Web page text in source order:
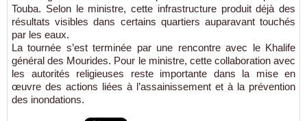
Touba. Selon le ministre, cette infrastructure produit déjà des
résultats visibles dans certains quartiers auparavant touchés
par les eaux.
La tournée s’est terminée par une rencontre avec le Khalife
général des Mourides. Pour le ministre, cette collaboration avec
les autorités religieuses reste importante dans la mise en
œuvre des actions liées à l’assainissement et à la prévention
des inondations.